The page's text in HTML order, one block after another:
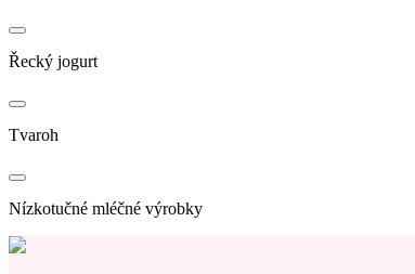
Řecký jogurt
Tvaroh
Nízkotučné mléčné výrobky